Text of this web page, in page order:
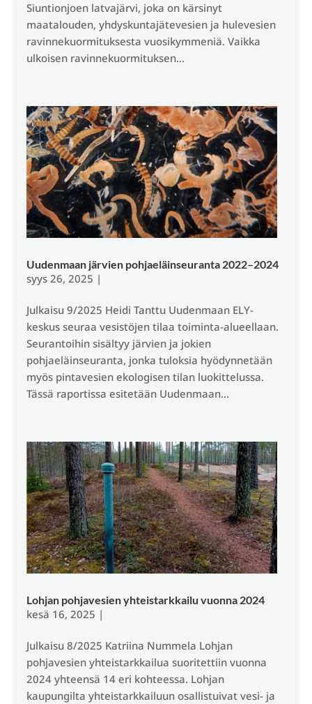
Siuntionjoen latvajärvi, joka on kärsinyt
maatalouden, yhdyskuntajätevesien ja hulevesien
ravinnekuormituksesta vuosikymmeniä. Vaikka
ulkoisen ravinnekuormituksen...
Uudenmaan järvien pohjaeläinseuranta 2022–2024
syys 26, 2025 |
Julkaisu 9/2025 Heidi Tanttu Uudenmaan ELY-
keskus seuraa vesistöjen tilaa toiminta-alueellaan.
Seurantoihin sisältyy järvien ja jokien
pohjaeläinseuranta, jonka tuloksia hyödynnetään
myös pintavesien ekologisen tilan luokittelussa.
Tässä raportissa esitetään Uudenmaan...
Lohjan pohjavesien yhteistarkkailu vuonna 2024
kesä 16, 2025 |
Julkaisu 8/2025 Katriina Nummela Lohjan
pohjavesien yhteistarkkailua suoritettiin vuonna
2024 yhteensä 14 eri kohteessa. Lohjan
kaupungilta yhteistarkkailuun osallistuivat vesi- ja